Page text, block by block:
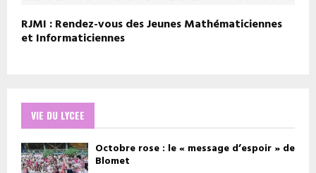
RJMI : Rendez-vous des Jeunes Mathématiciennes
et Informaticiennes
VIE DU LYCEE
Octobre rose : le « message d’espoir » de
Blomet